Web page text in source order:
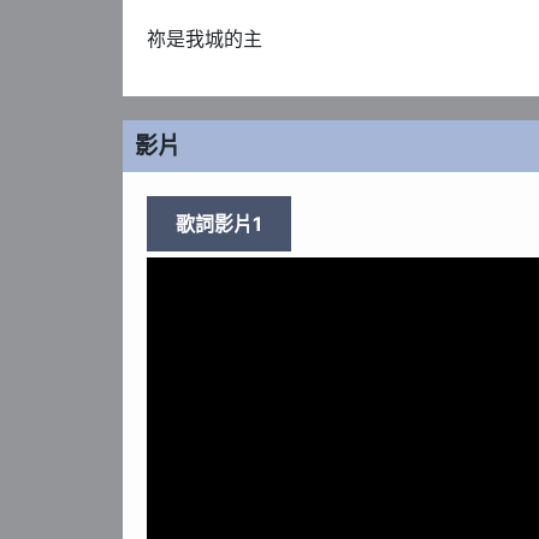
祢是我城的主
影片
歌詞影片1